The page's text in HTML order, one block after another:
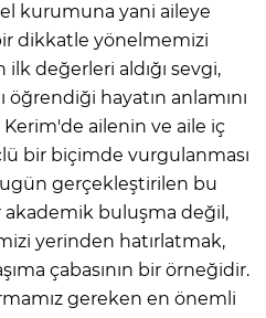
kurumuna yani aileye
dikkatle yönelmemizi
ilk değerleri aldığı sevgi,
hayatın anlamını
Kerim'de ailenin ve aile iç
bir biçimde vurgulanması
gerçekleştirilen bu
akademik buluşma değil,
yerinden hatırlatmak,
çabasının bir örneğidir.
gereken en önemli